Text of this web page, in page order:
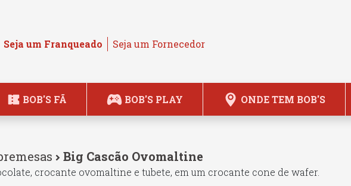
Seja um Franqueado Seja um Fornecedor
BOB'S FÃ BOB'S PLAY ONDE TEM BOB'S
Big Cascão Ovomaltine
crocante ovomaltine e tubete, em um crocante cone de wafer.